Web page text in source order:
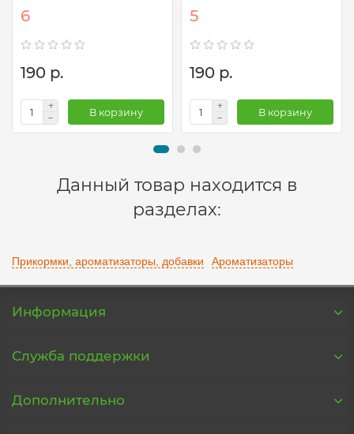
6
190 р.
В корзину
5
190 р.
В корзину
Данный товар находится в
разделах:
Прикормки, ароматизаторы, добавки Ароматизаторы
Информация
Служба поддержки
Дополнительно